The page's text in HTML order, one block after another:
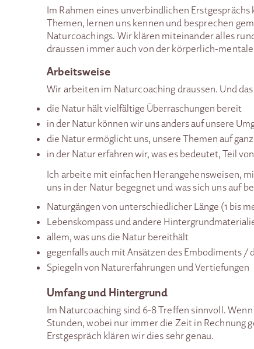
Im Rahmen eines unverbindlichen
Themen, lernen uns kennen und besprechen
Naturcoachings. Wir klären miteinander alles
draussen immer auch von der körperlich-
Arbeitsweise
Wir arbeiten im Naturcoaching draussen. Und
die Natur hält vielfältige Überraschungen bereit
in der Natur können wir uns anders auf unsere
die Natur ermöglicht uns, unsere Themen auf
in der Natur erfahren wir, was es bedeutet, Teil
Ich arbeite mit einfachen Herangehensweisen,
uns in der Natur begegnet und was sich uns auf
Naturgängen von unterschiedlicher Länge (1 bis
Lebenskompass und andere
allem, was uns die Natur bereithält
gegenfalls auch mit Ansätzen des Embodiments /
Spiegeln von Naturerfahrungen und Vertiefungen
Umfang und Hintergrund
Im Naturcoaching sind 6-8 Treffen sinnvoll.
Stunden, wobei nur immer die Zeit in Rechnung
Erstgespräch klären wir dies sehr genau.